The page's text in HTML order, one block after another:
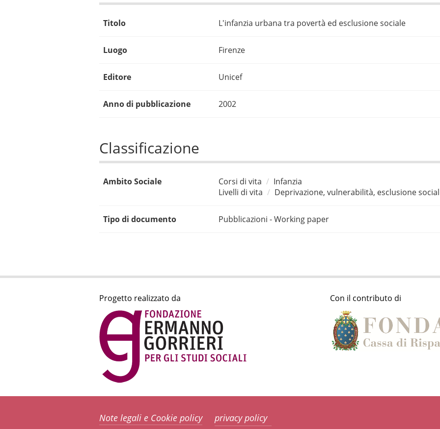
Titolo L'infanzia urbana tra povertà ed esclusione sociale
Luogo Firenze
Editore Unicef
Anno di pubblicazione 2002
Classificazione
Ambito Sociale Corsi di vita
Infanzia
Livelli di vita
Deprivazione, vulnerabilità, esclusione
Tipo di documento Pubblicazioni - Working paper
Progetto realizzato da Con il contributo di
Note legali e Cookie policy privacy policy